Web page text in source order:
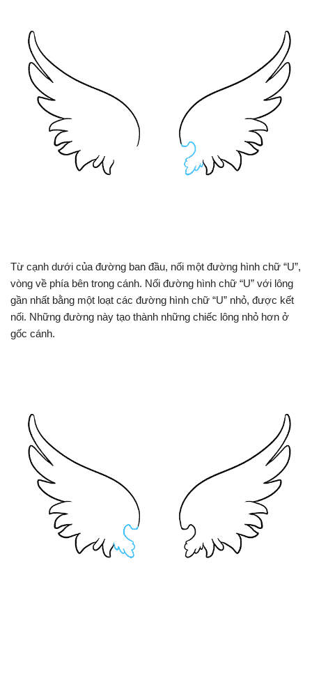
Từ cạnh dưới của đường ban đầu, nối một đường hình chữ “U”,
vòng về phía bên trong cánh. Nối đường hình chữ “U” với lông
gần nhất bằng một loạt các đường hình chữ “U” nhỏ, được kết
nối. Những đường này tạo thành những chiếc lông nhỏ hơn ở
gốc cánh.